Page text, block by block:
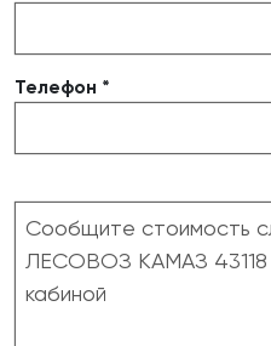
Телефон *